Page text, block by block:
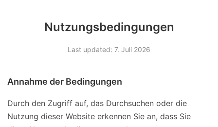
Nutzungsbedingungen
Last updated: 7. Juli 2026
Annahme der Bedingungen
Durch den Zugriff auf, das Durchsuchen oder die
Nutzung dieser Website erkennen Sie an, dass Sie